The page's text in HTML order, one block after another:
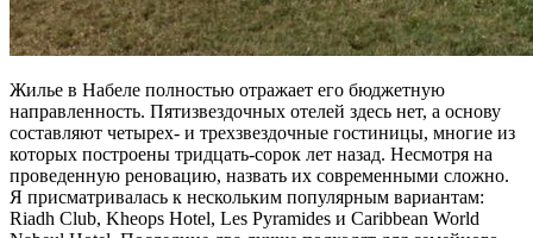
Жилье в Набеле полностью отражает его бюджетную
направленность. Пятизвездочных отелей здесь нет, а основу
составляют четырех- и трехзвездочные гостиницы, многие из
которых построены тридцать-сорок лет назад. Несмотря на
проведенную реновацию, назвать их современными сложно.
Я присматривалась к нескольким популярным вариантам:
Riadh Club, Kheops Hotel, Les Pyramides и Caribbean World